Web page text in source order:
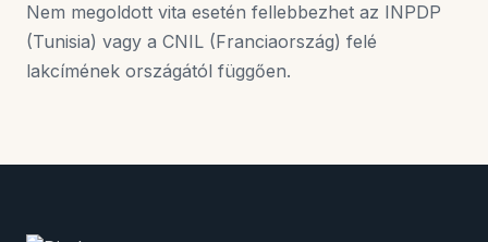
Nem megoldott vita esetén fellebbezhet az INPDP
(Tunisia) vagy a CNIL (Franciaország) felé
lakcímének országától függően.